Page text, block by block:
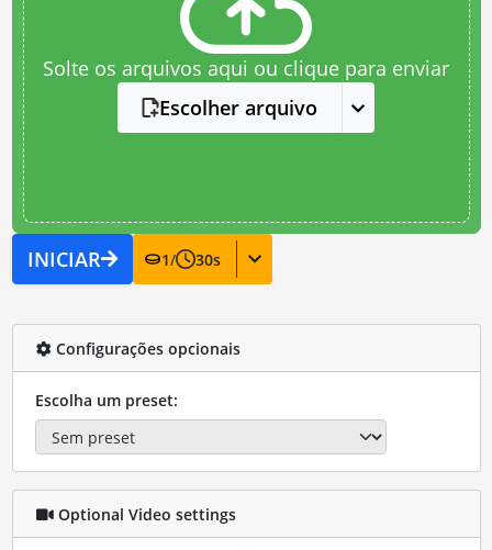
Solte os arquivos aqui ou clique para enviar
Escolher arquivo
INICIAR 1/ 30s
Configurações opcionais
Escolha um preset:
Optional Video settings